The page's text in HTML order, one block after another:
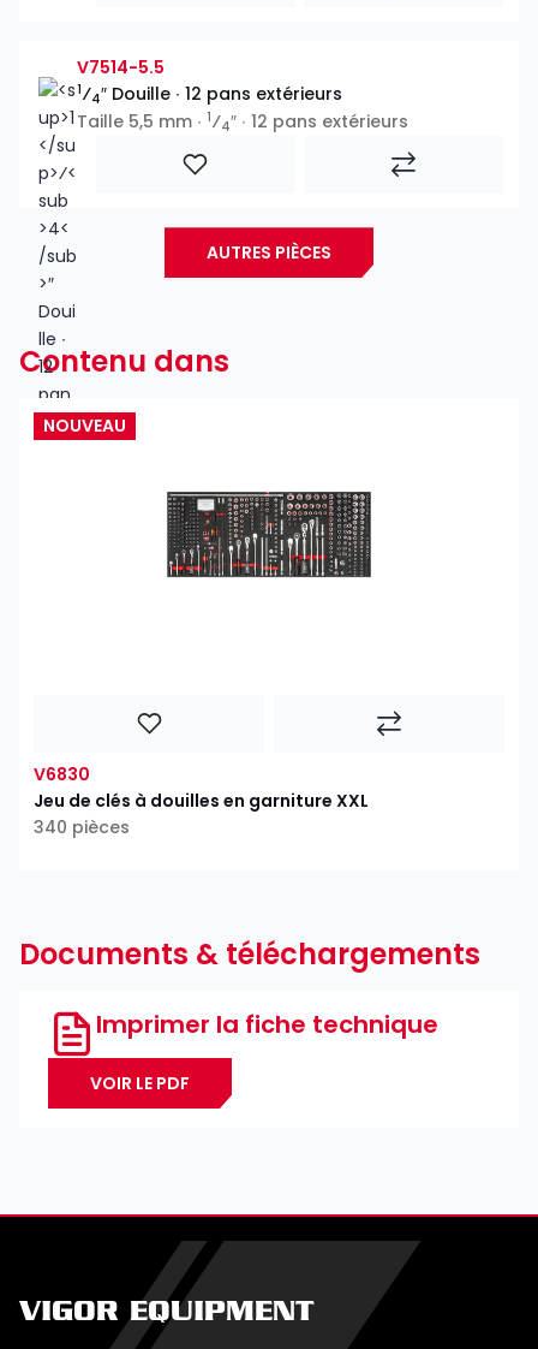
V7514-5.5
1⁄4″ Douille ∙ 12 pans extérieurs
Taille 5,5 mm ∙ 1⁄4″ ∙ 12 pans extérieurs
AUTRES PIÈCES
Contenu dans
NOUVEAU
V6830
Jeu de clés à douilles en garniture XXL
340 pièces
Documents & téléchargements
Imprimer la fiche technique
VOIR LE PDF
VIGOR EQUIPMENT